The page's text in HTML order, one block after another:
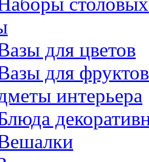
для цветов
для фруктов
интерьера